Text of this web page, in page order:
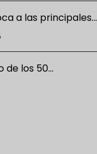
a las principales...
de los 50...